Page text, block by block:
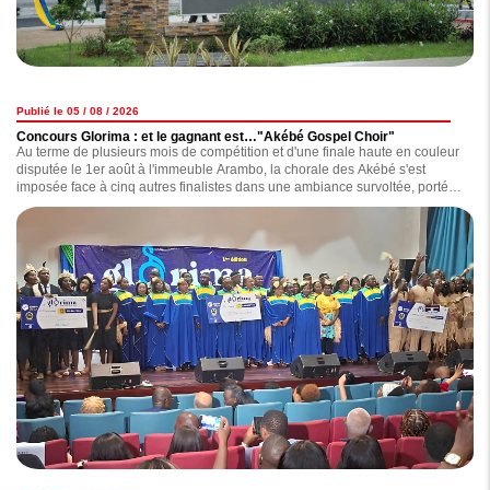
Publié le 05 / 08 / 2026
Concours Glorima : et le gagnant est…"Akébé Gospel Choir"
Au terme de plusieurs mois de compétition et d'une finale haute en couleur
disputée le 1er août à l'immeuble Arambo, la chorale des Akébé s'est
imposée face à cinq autres finalistes dans une ambiance survoltée, portée
par un public totalement connecté à l'événement.